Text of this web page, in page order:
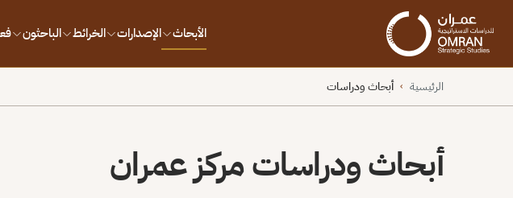
الأبحاث الإصدارات الخرائط الباحثون
الرئيسية › أبحاث ودراسات
أبحاث ودراسات مركز عمران